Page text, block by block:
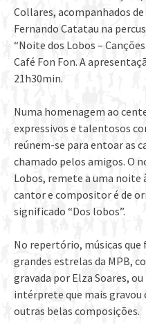
Collares, acompanhados
Fernando Catatau na
“Noite dos Lobos –
Café Fon Fon. A
21h30min.
Numa homenagem ao
expressivos e talentosos
reúnem-se para entoar as
chamado pelos amigos. O
Lobos, remete a uma noite
cantor e compositor é de
significado “Dos lobos”.
No repertório, músicas que
grandes estrelas da MPB,
gravada por Elza Soares,
intérprete que mais gravou
outras belas composições.